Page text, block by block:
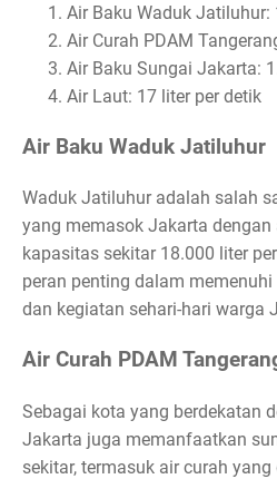
Air Baku Waduk Jatiluhur:
Air Curah PDAM
Air Baku Sungai Jakarta:
Air Laut: 17 liter per detik
Air Baku Waduk Jatiluhur
Waduk Jatiluhur adalah salah
yang memasok Jakarta dengan
kapasitas sekitar 18.000 liter
peran penting dalam
dan kegiatan sehari-hari warga
Air Curah PDAM
Sebagai kota yang berdekatan
Jakarta juga memanfaatkan
sekitar, termasuk air curah